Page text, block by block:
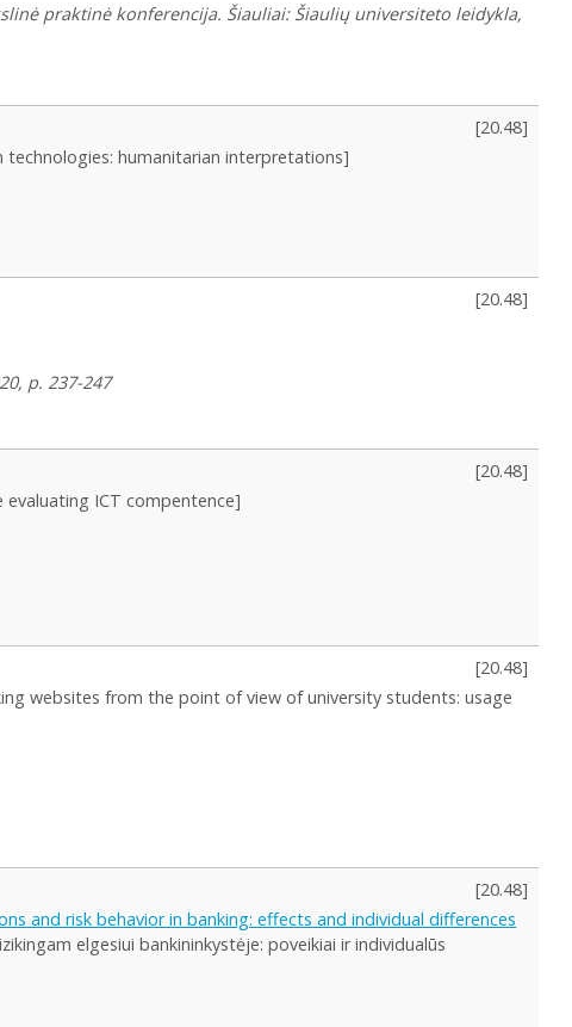
praktinė konferencija. Šiauliai: Šiaulių universiteto leidykla,
[20.48]
humanitarian interpretations]
[20.48]
p. 237-247
[20.48]
ICT compentence]
[20.48]
websites from the point of view of university students: usage
[20.48]
and risk behavior in banking: effects and individual differences
elgesiui bankininkystėje: poveikiai ir individualūs